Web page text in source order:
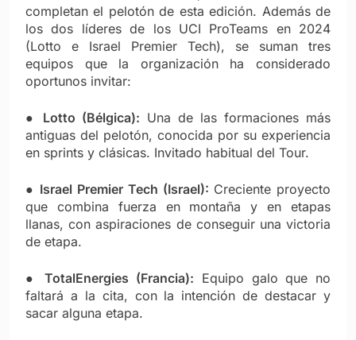
completan el pelotón de esta edición. Además de
los dos líderes de los UCI ProTeams en 2024
(Lotto e Israel Premier Tech), se suman tres
equipos que la organización ha considerado
oportunos invitar:
● Lotto (Bélgica): Una de las formaciones más
antiguas del pelotón, conocida por su experiencia
en sprints y clásicas. Invitado habitual del Tour.
● Israel Premier Tech (Israel): Creciente proyecto
que combina fuerza en montaña y en etapas
llanas, con aspiraciones de conseguir una victoria
de etapa.
●TotalEnergies (Francia): Equipo galo que no
faltará a la cita, con la intención de destacar y
sacar alguna etapa.